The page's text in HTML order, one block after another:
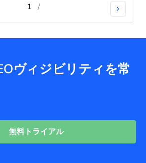
1 /
ヴィジビリティを常
無料トライアル